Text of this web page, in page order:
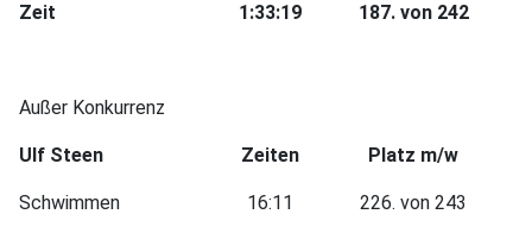
Zeit 1:33:19 187. von 242
Außer Konkurrenz
Ulf Steen Zeiten Platz m/w
Schwimmen 16:11 226. von 243